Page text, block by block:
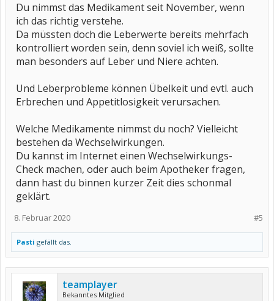
Du nimmst das Medikament seit November, wenn
ich das richtig verstehe.
Da müssten doch die Leberwerte bereits mehrfach
kontrolliert worden sein, denn soviel ich weiß, sollte
man besonders auf Leber und Niere achten.
Und Leberprobleme können Übelkeit und evtl. auch
Erbrechen und Appetitlosigkeit verursachen.
Welche Medikamente nimmst du noch? Vielleicht
bestehen da Wechselwirkungen.
Du kannst im Internet einen Wechselwirkungs-
Check machen, oder auch beim Apotheker fragen,
dann hast du binnen kurzer Zeit dies schonmal
geklärt.
#5
8. Februar 2020
Pasti gefällt das.
teamplayer
Bekanntes Mitglied